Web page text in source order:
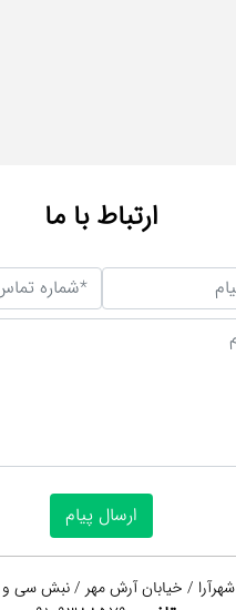
ارتباط با ما
شهرآرا / خیابان آرش مهر / نبش سی و